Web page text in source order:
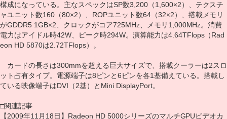
構成になっている。主なスペックはSP数3,200（1,600×2）、テクスチ
ャユニット数160（80×2）、ROPユニット数64（32×2）、搭載メモリ
がGDDR5 1GB×2、クロックがコア725MHz、メモリ1,000MHz。消費
電力はアイドル時42W、ピーク時294W。演算能力は4.64TFlops（Rad
eon HD 5870は2.72TFlops）。
カードの長さは300mmを超える巨大サイズで、搭載クーラーは2スロ
ット占有タイプ。電源端子は8ピンと6ピンを各1基備えている。搭載し
ている映像端子はDVI（2基）とMini DisplayPort。
□関連記事
【2009年11月18日】Radeon HD 5000シリーズのマルチGPUビデオカ